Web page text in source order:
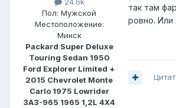
Пол: Мужской
Местоположение:
Минск
Packard Super Deluxe
Touring Sedan 1950
Ford Explorer Limited +
2015 Chevrolet Monte
Carlo 1975 Lowrider
ЗАЗ-965 1965 1,2L 4Х4
так там
ровно. Или